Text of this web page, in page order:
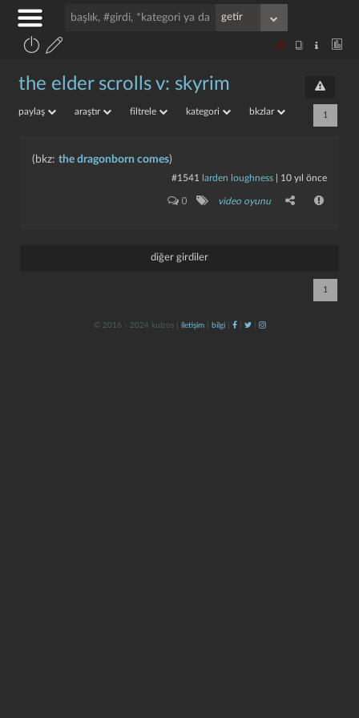
the elder scrolls v: skyrim
paylaş araştır filtrele kategori bkzlar 1
(bkz: the dragonborn comes)
#1541 larden loughness 10 yıl önce
0 video oyunu
diğer girdiler
1
© 2016 - 2024 kulzos | iletişim| bilgi| | |